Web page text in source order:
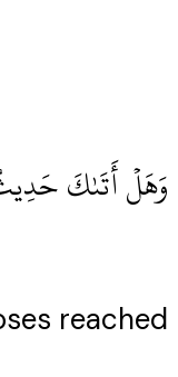
وَهَلْ أَتَىٰكَ
reached